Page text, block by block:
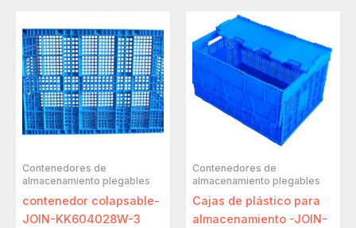
Contenedores de
almacenamiento plegables
contenedor colapsable-
JOIN-KK604028W-3
Contenedores de
almacenamiento plegables
Cajas de plástico para
almacenamiento -JOIN-